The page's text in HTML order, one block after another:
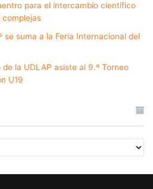
para el intercambio científico
se suma a la Feria Internacional del
la UDLAP asiste al 9.º Torneo
U19